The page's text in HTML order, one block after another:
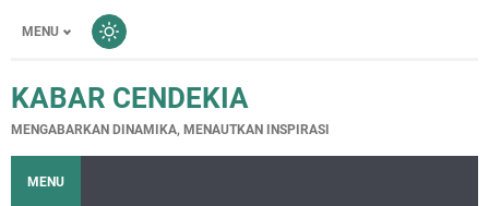
MENU
KABAR CENDEKIA
MENGABARKAN DINAMIKA, MENAUTKAN INSPIRASI
MENU